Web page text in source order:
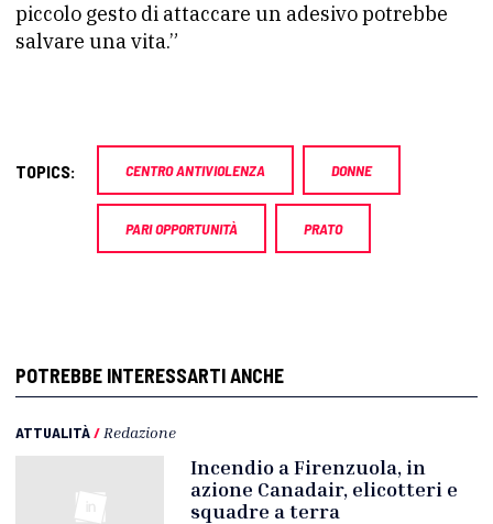
piccolo gesto di attaccare un adesivo potrebbe
salvare una vita.”
TOPICS: CENTRO ANTIVIOLENZA DONNE
PARI OPPORTUNITÀ PRATO
POTREBBE INTERESSARTI ANCHE
ATTUALITÀ/ Redazione
Incendio a Firenzuola, in
azione Canadair, elicotteri e
squadre a terra